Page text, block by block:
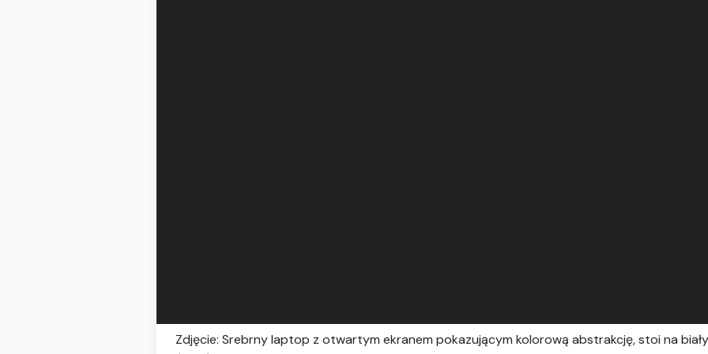
Zdjęcie: Srebrny laptop z otwartym ekranem pokazującym kolorową abstrakcję, stoi na